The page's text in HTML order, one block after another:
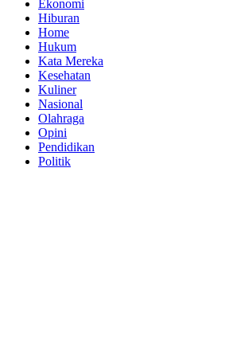
Ekonomi
Hiburan
Home
Hukum
Kata Mereka
Kesehatan
Kuliner
Nasional
Olahraga
Opini
Pendidikan
Politik